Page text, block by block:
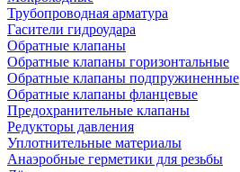
Трубопроводная арматура
Гасители гидроудара
Обратные клапаны
Обратные клапаны горизонтальные
Обратные клапаны подпружиненные
Обратные клапаны фланцевые
Предохранительные клапаны
Редукторы давления
Уплотнительные материалы
Анаэробные герметики для резьбы